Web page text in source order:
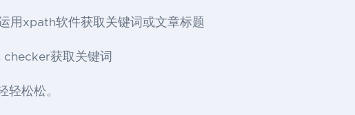
用xpath软件获取关键词或文章标题
获取关键词
轻松松。